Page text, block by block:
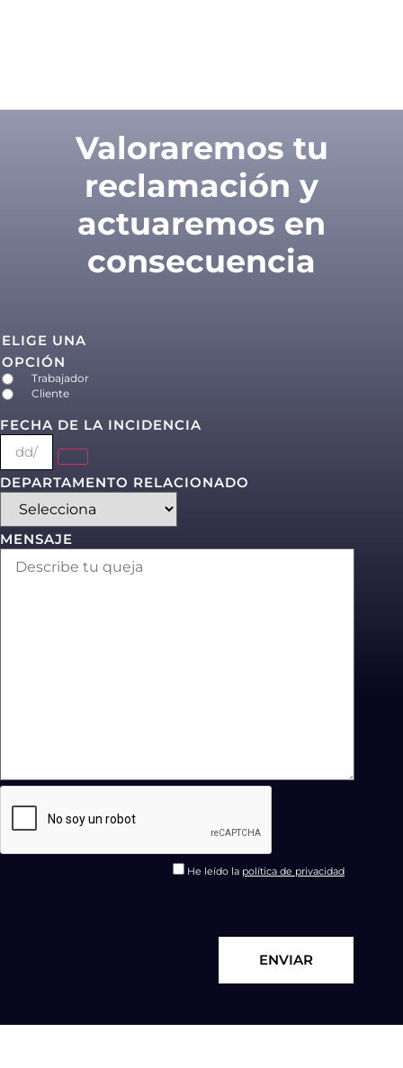
Valoraremos tu
reclamación y
actuaremos en
consecuencia
ELIGE UNA
OPCIÓN
Trabajador
Cliente
FECHA DE LA INCIDENCIA
DEPARTAMENTO RELACIONADO
MENSAJE
He leído la política de privacidad
ENVIAR